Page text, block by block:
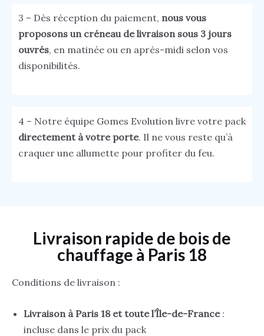
3 – Dès réception du paiement, nous vous
proposons un créneau de livraison sous 3 jours
ouvrés, en matinée ou en après-midi selon vos
disponibilités.
4 – Notre équipe Gomes Evolution livre votre pack
directement à votre porte. Il ne vous reste qu’à
craquer une allumette pour profiter du feu.
Livraison rapide de bois de
chauffage à Paris 18
Conditions de livraison :
Livraison à Paris 18 et toute l’Île-de-France:
incluse dans le prix du pack